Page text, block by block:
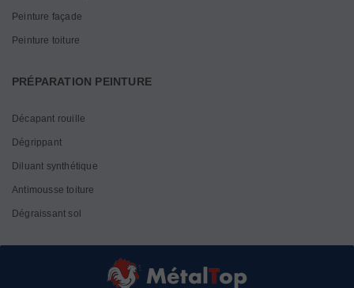
Peinture façade
Peinture toiture
PRÉPARATION PEINTURE
Décapant rouille
Dégrippant
Diluant synthétique
Antimousse toiture
Dégraissant sol